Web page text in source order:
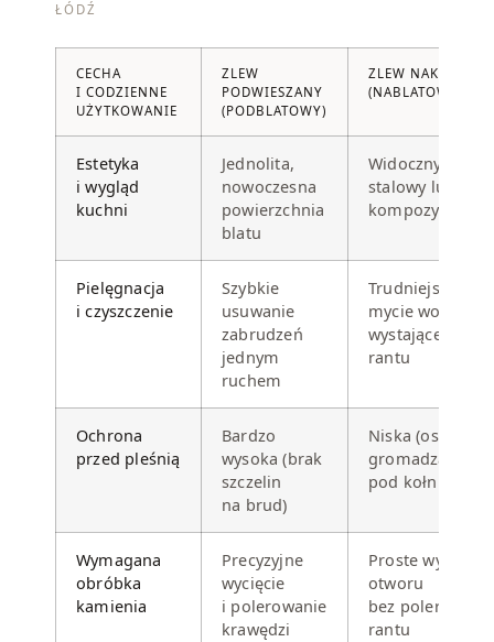
ŁÓDŹ
CECHA
I CODZIENNE
UŻYTKOWANIE
ZLEW
PODWIESZANY
(PODBLATOWY)
ZLEW NAKŁADANY
(NABLATOWY)
Estetyka
i wygląd
kuchni
Jednolita,
nowoczesna
powierzchnia
blatu
Widoczny rant
stalowy lub
kompozytowy
Pielęgnacja
i czyszczenie
Szybkie
usuwanie
zabrudzeń
jednym
ruchem
Trudniejsze
mycie wokół
wystającego
rantu
Ochrona
przed pleśnią
Bardzo
wysoka (brak
szczelin
na brud)
Niska (osady
gromadzą się
pod kołnieżem)
Wymagana
obróbka
kamienia
Precyzyjne
wycięcie
i polerowanie
krawędzi
Proste wycięcie
otworu
bez
rantu